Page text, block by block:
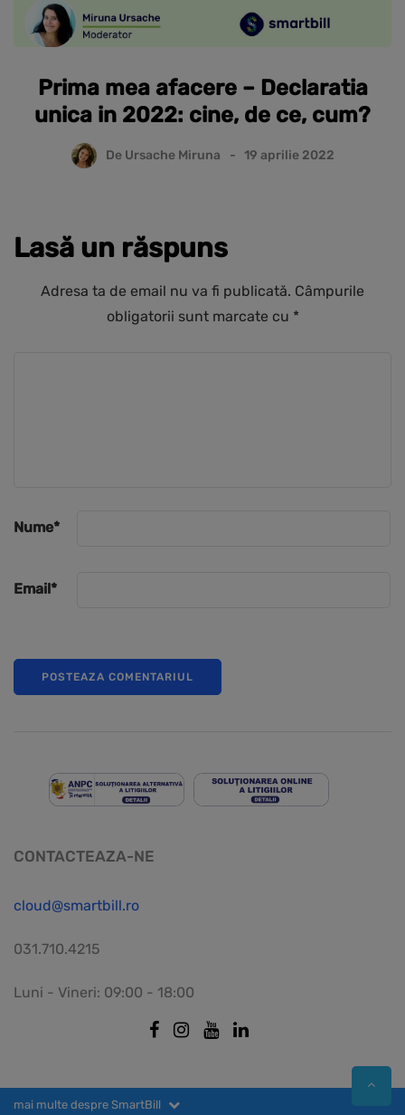
mai multe despre SmartBill
Prima mea afacere – Declaratia
unica in 2022: cine, de ce, cum?
De Ursache Miruna 19 aprilie 2022
Lasă un răspuns
Adresa ta de email nu va fi publicată. Câmpurile
obligatorii sunt marcate cu *
Nume*
Email *
CONTACTEAZA-NE
cloud@smartbill.ro
031.710.4215
Luni - Vineri: 09:00 - 18:00